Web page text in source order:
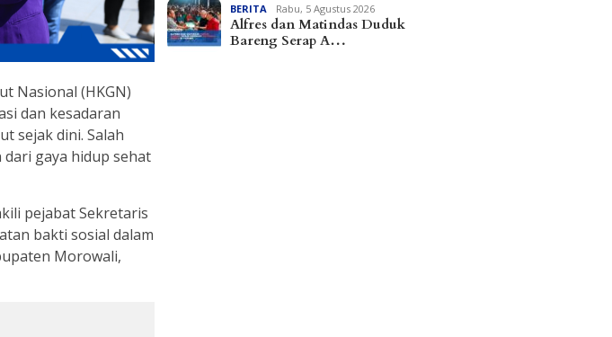
Nasional (HKGN)
dan kesadaran
sejak dini. Salah
gaya hidup sehat
pejabat Sekretaris
bakti sosial dalam
Morowali,
BERITA Rabu, 5 Agustus 2026
Alfres dan Matindas Duduk
Bareng Serap A…